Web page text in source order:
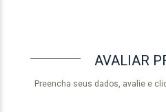
AVALIAR
Preencha seus dados, avalie e